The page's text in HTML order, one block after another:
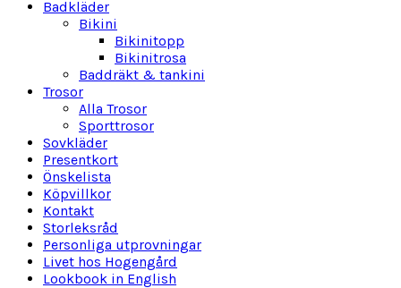
Badkläder
Bikini
Bikinitopp
Bikinitrosa
Baddräkt & tankini
Trosor
Alla Trosor
Sporttrosor
Sovkläder
Presentkort
Önskelista
Köpvillkor
Kontakt
Storleksråd
Personliga utprovningar
Livet hos Hogengård
Lookbook in English